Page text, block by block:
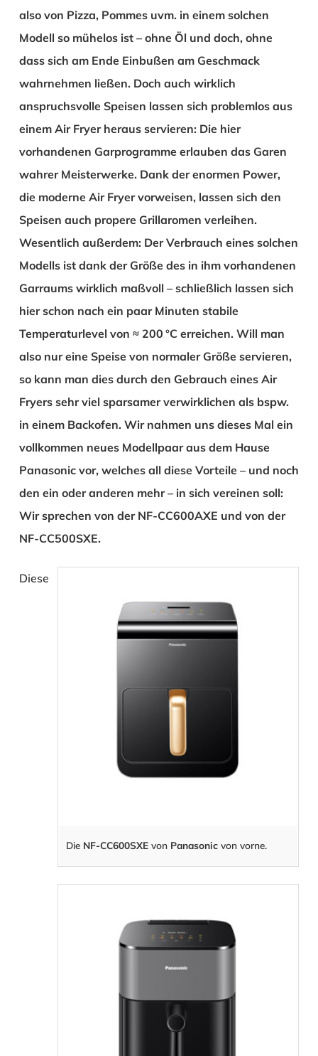
also von Pizza, Pommes uvm. in einem solchen
Modell so mühelos ist – ohne Öl und doch, ohne
dass sich am Ende Einbußen am Geschmack
wahrnehmen ließen. Doch auch wirklich
anspruchsvolle Speisen lassen sich problemlos aus
einem Air Fryer heraus servieren: Die hier
vorhandenen Garprogramme erlauben das Garen
wahrer Meisterwerke. Dank der enormen Power,
die moderne Air Fryer vorweisen, lassen sich den
Speisen auch propere Grillaromen verleihen.
Wesentlich außerdem: Der Verbrauch eines solchen
Modells ist dank der Größe des in ihm vorhandenen
Garraums wirklich maßvoll – schließlich lassen sich
hier schon nach ein paar Minuten stabile
Temperaturlevel von ≈ 200 °C erreichen. Will man
also nur eine Speise von normaler Größe servieren,
so kann man dies durch den Gebrauch eines Air
Fryers sehr viel sparsamer verwirklichen als bspw.
in einem Backofen. Wir nahmen uns dieses Mal ein
vollkommen neues Modellpaar aus dem Hause
Panasonicvor, welches all diese Vorteile – und noch
den ein oder anderen mehr – in sich vereinen soll:
Wir sprechen von der NF-CC600AXE und von der
NF-CC500SXE.
Die NF-CC600SXE von Panasonic von vorne.
Diese